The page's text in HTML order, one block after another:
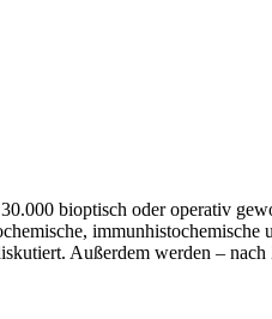
bioptisch oder operativ
Außerdem werden –